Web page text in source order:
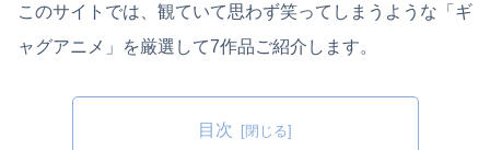
このサイトでは、観ていて思わず笑ってしまうような「ギ
ャグアニメ」を厳選して7作品ご紹介します。
目次